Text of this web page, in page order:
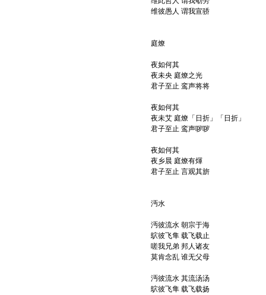
维彼愚人 谓我宣骄
庭燎
夜如何其
夜未央 庭燎之光
君子至止 鸾声将将
夜如何其
夜未艾 庭燎「日折」「日折」
君子至止 鸾声哕哕
夜如何其
夜乡晨 庭燎有煇
君子至止 言观其旂
沔水
沔彼流水 朝宗于海
鴥彼飞隼 载飞载止
嗟我兄弟 邦人诸友
莫肯念乱 谁无父母
沔彼流水 其流汤汤
鴥彼飞隼 载飞载扬